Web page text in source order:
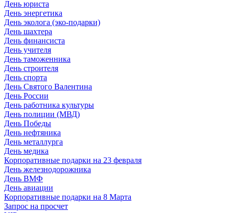
День юриста
День энергетика
День эколога (эко-подарки)
День шахтера
День финансиста
День учителя
День таможенника
День строителя
День спорта
День Святого Валентина
День России
День работника культуры
День полиции (МВД)
День Победы
День нефтяника
День металлурга
День медика
Корпоративные подарки на 23 февраля
День железнодорожника
День ВМФ
День авиации
Корпоративные подарки на 8 Марта
Запрос на просчет